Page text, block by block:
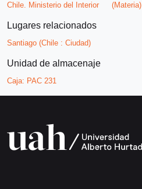
Chile. Ministerio del Interior
(Materia)
Lugares relacionados
Santiago (Chile : Ciudad)
Unidad de almacenaje
Caja: PAC 231